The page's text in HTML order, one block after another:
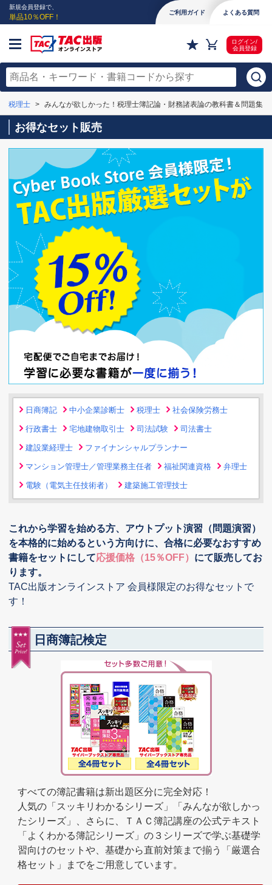
新規会員登録で、
単品10％OFF！
ご利用ガイド よくある質問
ログイン/
会員登録
税理士 みんなが欲しかった！税理士簿記論・財務諸表論の教科書＆問題集
お得なセット販売
日商簿記 中小企業診断士 税理士 社会保険労務士
行政書士 宅地建物取引士 司法試験 司法書士
建設業経理士 ファイナンシャルプランナー
マンション管理士／管理業務主任者 福祉関連資格 弁理士
電験（電気主任技術者） 建築施工管理技士
これから学習を始める方、アウトプット演習（問題演習）
を本格的に始めるという方向けに、 合格に必要なおすすめ
書籍をセットにして応援価格（15％OFF） にて販売してお
ります。
TAC出版オンラインストア 会員様限定のお得なセットで
す！
日商簿記検定
すべての簿記書籍は新出題区分に完全対応！
人気の「スッキリわかるシリーズ」「みんなが欲しかっ
たシリーズ」、さらに、ＴＡＣ簿記講座の公式テキスト
「よくわかる簿記シリーズ」の３シリーズで学ぶ基礎学
習向けのセットや、基礎から直前対策まで揃う「厳選合
格セット」までをご用意しています。